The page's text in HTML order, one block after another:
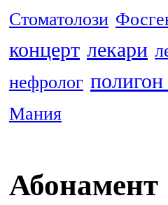
Стоматолози
концерт лекари
нефролог
Мания
Абонамент